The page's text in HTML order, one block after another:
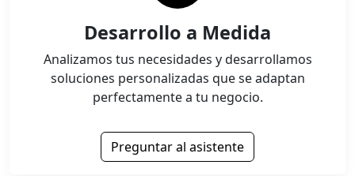
Desarrollo a Medida
Analizamos tus necesidades y desarrollamos
soluciones personalizadas que se adaptan
perfectamente a tu negocio.
Preguntar al asistente